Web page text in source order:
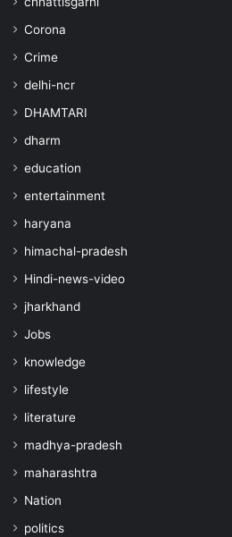
Corona
Crime
delhi-ncr
DHAMTARI
dharm
education
entertainment
haryana
himachal-pradesh
Hindi-news-video
jharkhand
Jobs
knowledge
lifestyle
literature
madhya-pradesh
maharashtra
Nation
politics